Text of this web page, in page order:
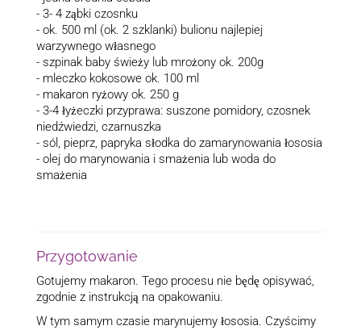
- 3- 4 ząbki czosnku
- ok. 500 ml (ok. 2 szklanki) bulionu najlepiej
warzywnego własnego
- szpinak baby świeży lub mrożony ok. 200g
- mleczko kokosowe ok. 100 ml
- makaron ryżowy ok. 250 g
- 3-4 łyżeczki przyprawa: suszone pomidory, czosnek
niedźwiedzi, czarnuszka
- sól, pieprz, papryka słodka do zamarynowania łososia
- olej do marynowania i smażenia lub woda do
smażenia
Przygotowanie
Gotujemy makaron. Tego procesu nie będę opisywać,
zgodnie z instrukcją na opakowaniu.
W tym samym czasie marynujemy łososia. Czyścimy